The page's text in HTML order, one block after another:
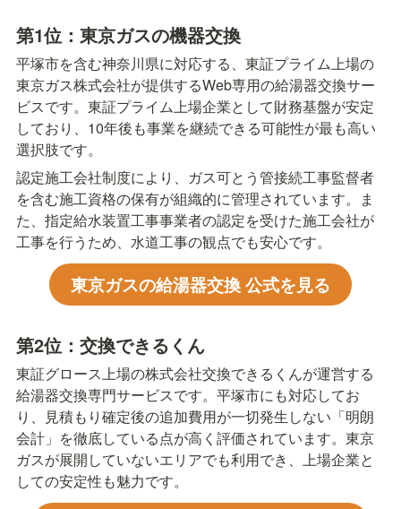
第1位：東京ガスの機器交換
平塚市を含む神奈川県に対応する、東証プライム上場の
東京ガス株式会社が提供するWeb専用の給湯器交換サー
ビスです。東証プライム上場企業として財務基盤が安定
しており、10年後も事業を継続できる可能性が最も高い
選択肢です。
認定施工会社制度により、ガス可とう管接続工事監督者
を含む施工資格の保有が組織的に管理されています。ま
た、指定給水装置工事事業者の認定を受けた施工会社が
工事を行うため、水道工事の観点でも安心です。
東京ガスの給湯器交換 公式を見る
第2位：交換できるくん
東証グロース上場の株式会社交換できるくんが運営する
給湯器交換専門サービスです。平塚市にも対応してお
り、見積もり確定後の追加費用が一切発生しない「明朗
会計」を徹底している点が高く評価されています。東京
ガスが展開していないエリアでも利用でき、上場企業と
しての安定性も魅力です。